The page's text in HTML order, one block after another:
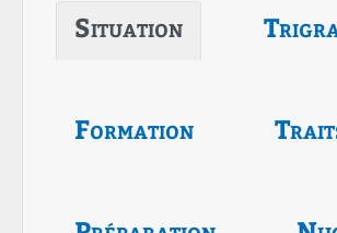
Situation
Formation